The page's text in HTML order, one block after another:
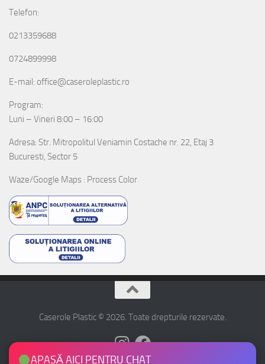
Telefon:
0213359688
0724899998
E-mail: office@caseroleplastic.ro
Program:
Luni – Vineri 8:00 – 16:00
Adresa: Str. Mitropolitul Veniamin Costache nr. 22, Etaj 3
Bucuresti, Sector 5
Waze/Google Maps : Process Color
Caserole Plastic © 2026. Toate drepturile rezervate.
APASĂ AICI PENTRU CHAT